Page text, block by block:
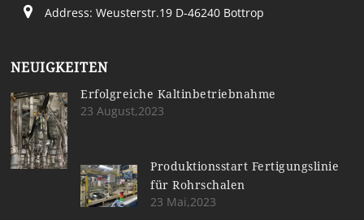
Address: Weusterstr.19 D-46240 Bottrop
NEUIGKEITEN
Erfolgreiche Kaltinbetriebnahme
23 August,2023
Produktionsstart Fertigungslinie
für Rohrschalen
23 Mai,2023